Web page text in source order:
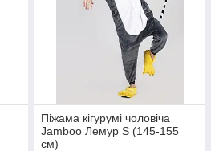
Піжама кігурумі чоловіча
Jamboo Лемур S (145-155
см)